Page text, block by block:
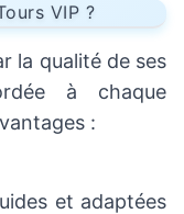
VIP ?
la qualité de ses
à chaque
:
et adaptées